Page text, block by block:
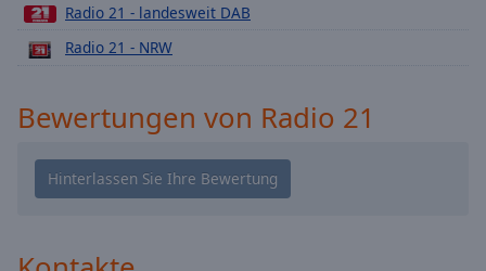
Chapters
Chapters
descriptions
off,
selected
subtitles
Radio 21 - landesweit DAB
Radio 21 - NRW
Bewertungen von Radio 21